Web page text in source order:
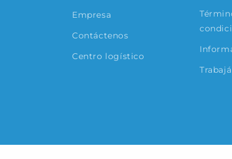
Empresa
Contáctenos
Centro logístico